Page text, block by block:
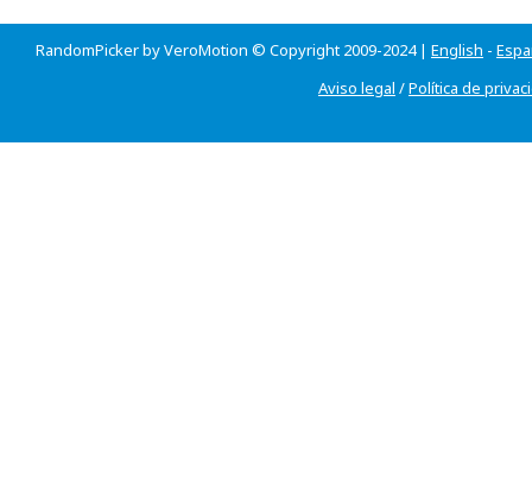
RandomPicker by VeroMotion © Copyright 2009-2024 | English -
Aviso legal /Política de